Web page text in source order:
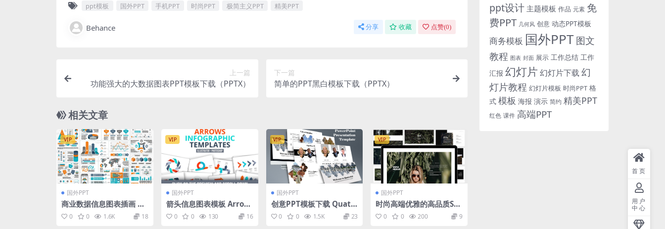
ppt模板 国外PPT 手机PPT 时尚PPT 极简主义PPT 精美PPT
Behance 分享 收藏 点赞(0)
上一篇
功能强大的大数据图表PPT模板下载（PPTX）
下一篇
简单的PPT黑白模板下载（PPTX）
相关文章
VIP
国外PPT
商业数据信息图表插画 Bu
siness Infographic Ele
ments
0 0 1.6K 18
VIP
国外PPT
箭头信息图表模板 Arrow
s infographic templat
es
0 0 130 16
VIP
国外PPT
创意PPT模板下载 Quatr
efoil PPT Template
0 0 1.5K 23
VIP
国外PPT
时尚高端优雅的高品质SW
OT分析powerpoint幻灯
片演示模板（pptx）
0 0 200 9
ppt设计 主题模板 作品 元素 免
费PPT 几何风 创意 动态PPT模板
商务模板 国外PPT图文
教程 图表 封面 展示 工作总结 工作
汇报 幻灯片 幻灯片下载 幻
灯片教程 幻灯片模板 时尚PPT 格
式 模板 海报 演示 简约 精美PPT
红色 课件 高端PPT
首页
用户
中心